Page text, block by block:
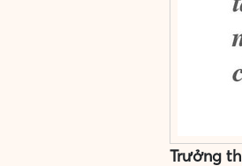
Trưởng